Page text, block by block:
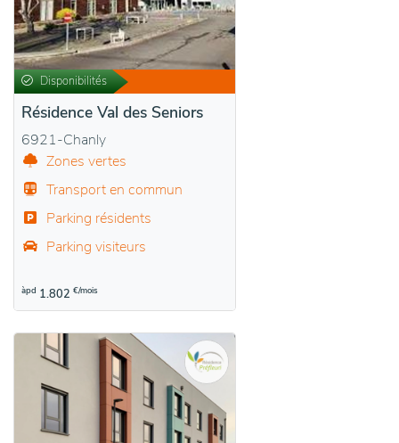
Disponibilités
Résidence Val des Seniors
6921-Chanly
Zones vertes
Transport en commun
Parking résidents
Parking visiteurs
àpd 1.802 €/mois